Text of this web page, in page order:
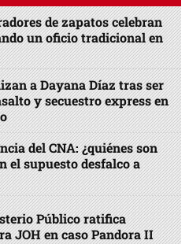
de zapatos celebran
un oficio tradicional en
a Dayana Díaz tras ser
y secuestro express en
del CNA: ¿quiénes son
el supuesto desfalco a
Público ratifica
JOH en caso Pandora II